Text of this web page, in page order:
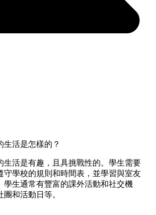
生活是怎樣的？
生活是有趣，且具挑戰性的。學生需要
守學校的規則和時間表，並學習與室友
學生通常有豐富的課外活動和社交機
和活動日等。